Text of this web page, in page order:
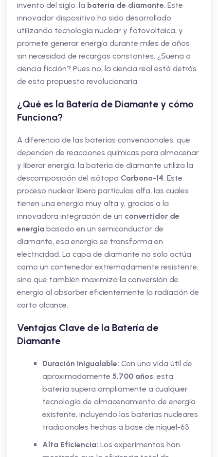
invento del siglo: la batería de diamante. Este
innovador dispositivo ha sido desarrollado
utilizando tecnología nuclear y fotovoltaica, y
promete generar energía durante miles de años
sin necesidad de recargas constantes. ¿Suena a
ciencia ficción? Pues no, la ciencia real está detrás
de esta propuesta revolucionaria.
¿Qué es la Batería de Diamante y cómo
Funciona?
A diferencia de las baterías convencionales, que
dependen de reacciones químicas para almacenar
y liberar energía, la batería de diamante utiliza la
descomposición del isótopo Carbono-14. Este
proceso nuclear libera partículas alfa, las cuales
tienen una energía muy alta y, gracias a la
innovadora integración de un convertidor de
energía basado en un semiconductor de
diamante, esa energía se transforma en
electricidad. La capa de diamante no solo actúa
como un contenedor extremadamente resistente,
sino que también maximiza la conversión de
energía al absorber eficientemente la radiación de
corto alcance.
Ventajas Clave de la Batería de
Diamante
Duración Inigualable: Con una vida útil de
aproximadamente 5,700 años, esta
batería supera ampliamente a cualquier
tecnología de almacenamiento de energía
existente, incluyendo las baterías nucleares
tradicionales hechas a base de níquel-63.
Alta Eficiencia: Los experimentos han